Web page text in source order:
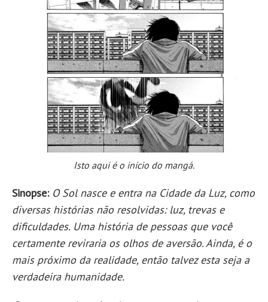
Isto aqui é o início do mangá.
Sinopse: O Sol nasce e entra na Cidade da Luz, como
diversas histórias não resolvidas: luz, trevas e
dificuldades. Uma história de pessoas que você
certamente reviraria os olhos de aversão. Ainda, é o
mais próximo da realidade, então talvez esta seja a
verdadeira humanidade.